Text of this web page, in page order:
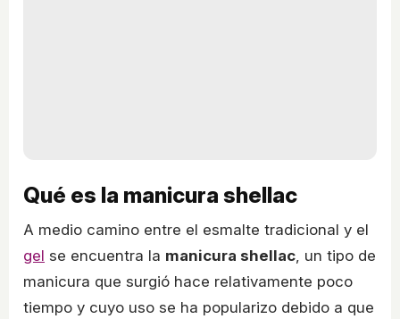
Qué es la manicura shellac
A medio camino entre el esmalte tradicional y el
gel se encuentra la manicura shellac, un tipo de
manicura que surgió hace relativamente poco
tiempo y cuyo uso se ha popularizo debido a que